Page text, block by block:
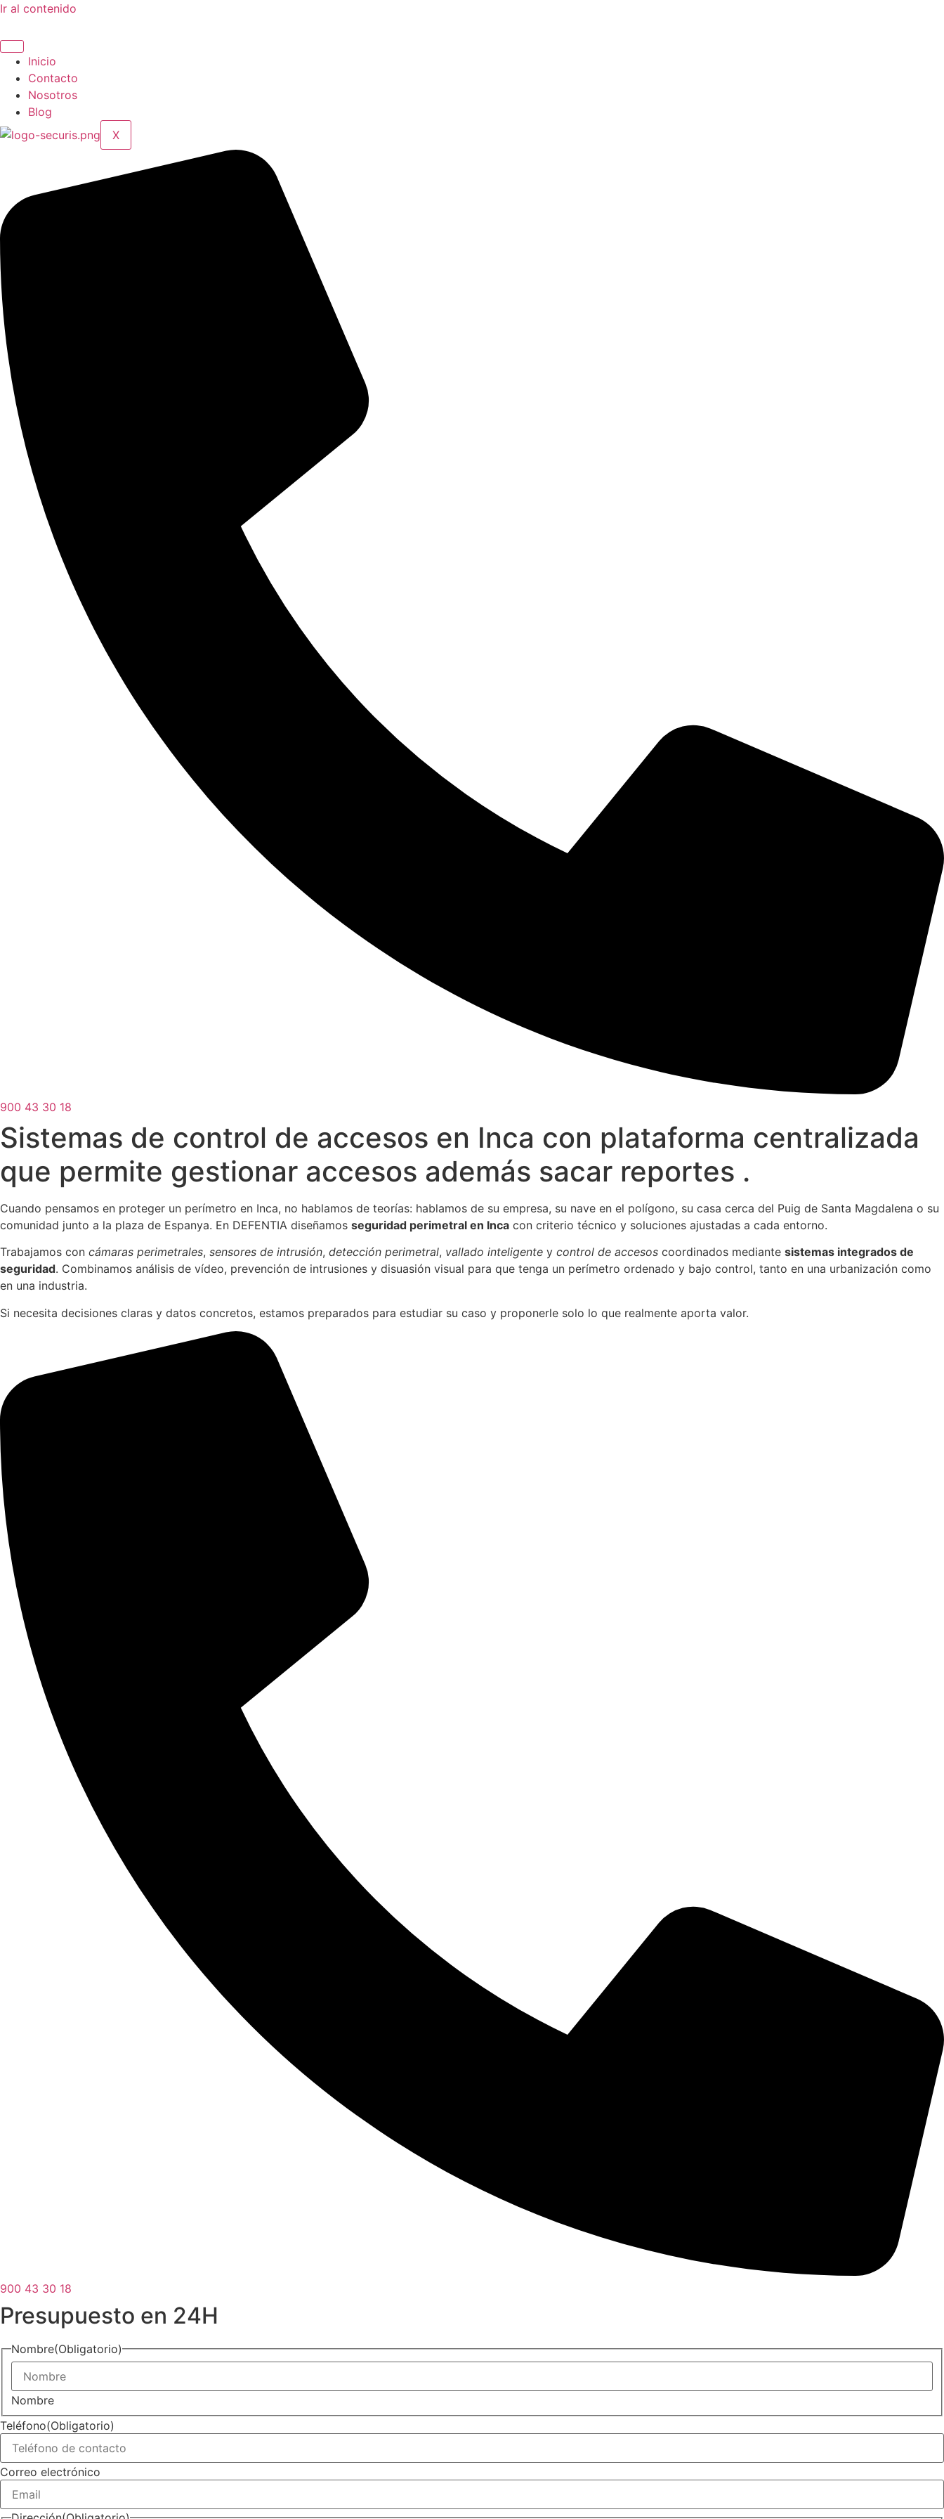
Ir al contenido
Inicio
Contacto
Nosotros
Blog
X
900 43 30 18
Sistemas de control de accesos en Inca con plataforma centralizada
que permite gestionar accesos además sacar reportes .
Cuando pensamos en proteger un perímetro en Inca, no hablamos de teorías: hablamos de su empresa, su nave en el polígono, su casa cerca del Puig de Santa Magdalena o su
comunidad junto a la plaza de Espanya. En DEFENTIA diseñamos seguridad perimetral en Inca con criterio técnico y soluciones ajustadas a cada entorno.
Trabajamos con cámaras perimetrales, sensores de intrusión, detección perimetral, vallado inteligente y control de accesos coordinados mediante sistemas integrados de
seguridad. Combinamos análisis de vídeo, prevención de intrusiones y disuasión visual para que tenga un perímetro ordenado y bajo control, tanto en una urbanización como
en una industria.
Si necesita decisiones claras y datos concretos, estamos preparados para estudiar su caso y proponerle solo lo que realmente aporta valor.
900 43 30 18
Presupuesto en 24H
Nombre(Obligatorio)
Nombre
Teléfono(Obligatorio)
Correo electrónico